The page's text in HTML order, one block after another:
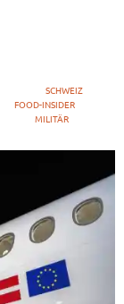
SCHWEIZ
FOOD-INSIDER
MILITÄR